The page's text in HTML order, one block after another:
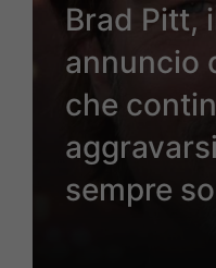
Brad Pitt,
annuncio
che
sempre